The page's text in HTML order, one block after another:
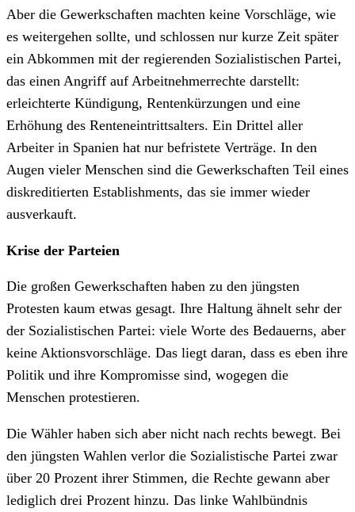
Aber die Gewerkschaften machten keine Vorschläge, wie
es weitergehen sollte, und schlossen nur kurze Zeit später
ein Abkommen mit der regierenden Sozialistischen Partei,
das einen Angriff auf Arbeitnehmerrechte darstellt:
erleichterte Kündigung, Rentenkürzungen und eine
Erhöhung des Renteneintrittsalters. Ein Drittel aller
Arbeiter in Spanien hat nur befristete Verträge. In den
Augen vieler Menschen sind die Gewerkschaften Teil eines
diskreditierten Establishments, das sie immer wieder
ausverkauft.
Krise der Parteien
Die großen Gewerkschaften haben zu den jüngsten
Protesten kaum etwas gesagt. Ihre Haltung ähnelt sehr der
der Sozialistischen Partei: viele Worte des Bedauerns, aber
keine Aktionsvorschläge. Das liegt daran, dass es eben ihre
Politik und ihre Kompromisse sind, wogegen die
Menschen protestieren.
Die Wähler haben sich aber nicht nach rechts bewegt. Bei
den jüngsten Wahlen verlor die Sozialistische Partei zwar
über 20 Prozent ihrer Stimmen, die Rechte gewann aber
lediglich drei Prozent hinzu. Das linke Wahlbündnis